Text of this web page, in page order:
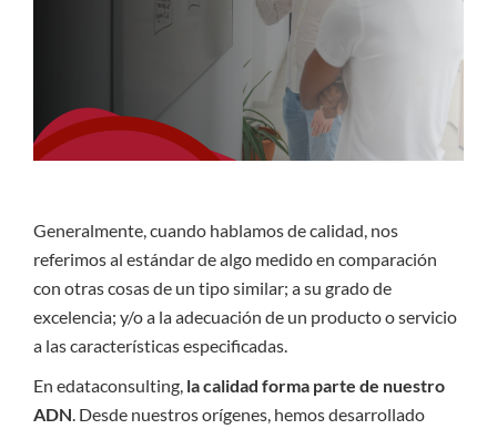
Generalmente, cuando hablamos de calidad, nos
referimos al estándar de algo medido en comparación
con otras cosas de un tipo similar; a su grado de
excelencia; y/o a la adecuación de un producto o servicio
a las características especificadas.
En edataconsulting, la calidad forma parte de nuestro
ADN . Desde nuestros orígenes, hemos desarrollado